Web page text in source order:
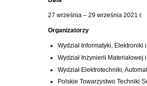
27 września – 29 września 2021 r.
Organizatorzy
Wydział Informatyki, Elektroniki
Wydział Inżynierii Materiałowej
Wydział Elektrotechniki,
Polskie Towarzystwo Techniki